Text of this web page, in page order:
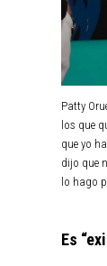
Patty
los que
que yo
dijo que
lo hago
Es